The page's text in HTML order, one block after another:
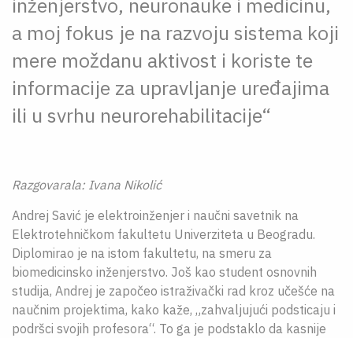
inženjerstvo, neuronauke i medicinu,
a moj fokus je na razvoju sistema koji
mere moždanu aktivost i koriste te
informacije za upravljanje uređajima
ili u svrhu neurorehabilitacije“
Razgovarala: Ivana Nikolić
Andrej Savić je elektroinženjer i naučni savetnik na
Elektrotehničkom fakultetu Univerziteta u Beogradu.
Diplomirao je na istom fakultetu, na smeru za
biomedicinsko inženjerstvo. Još kao student osnovnih
studija, Andrej je započeo istraživački rad kroz učešće na
naučnim projektima, kako kaže, „zahvaljujući podsticaju i
podršci svojih profesora“. To ga je podstaklo da kasnije